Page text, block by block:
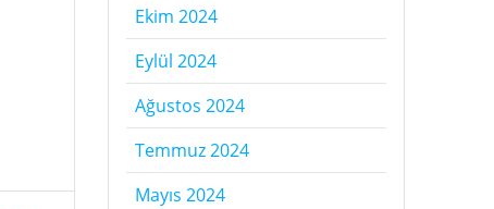
Ekim 2024
Eylül 2024
Ağustos 2024
Temmuz 2024
Mayıs 2024